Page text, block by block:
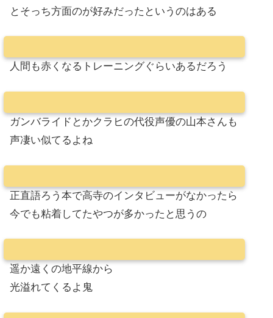
とそっち方面のが好みだったというのはある
人間も赤くなるトレーニングぐらいあるだろう
ガンバライドとかクラヒの代役声優の山本さんも
声凄い似てるよね
正直語ろう本で高寺のインタビューがなかったら
今でも粘着してたやつが多かったと思うの
遥か遠くの地平線から
光溢れてくるよ鬼